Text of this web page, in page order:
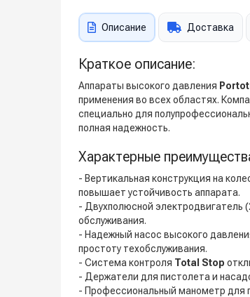
Описание Доставка
Краткое описание:
Аппараты высокого давления
применения во всех областях.
специально для
полная надежность.
Характерные
- Вертикальная конструкция на
повышает устойчивость аппарата.
- Двухполюсной электродвигатель
обслуживания.
- Надежный насос высокого
простоту техобслуживания.
- Система контроля Total Stop
- Держатели для пистолета и
- Профессиональный манометр для